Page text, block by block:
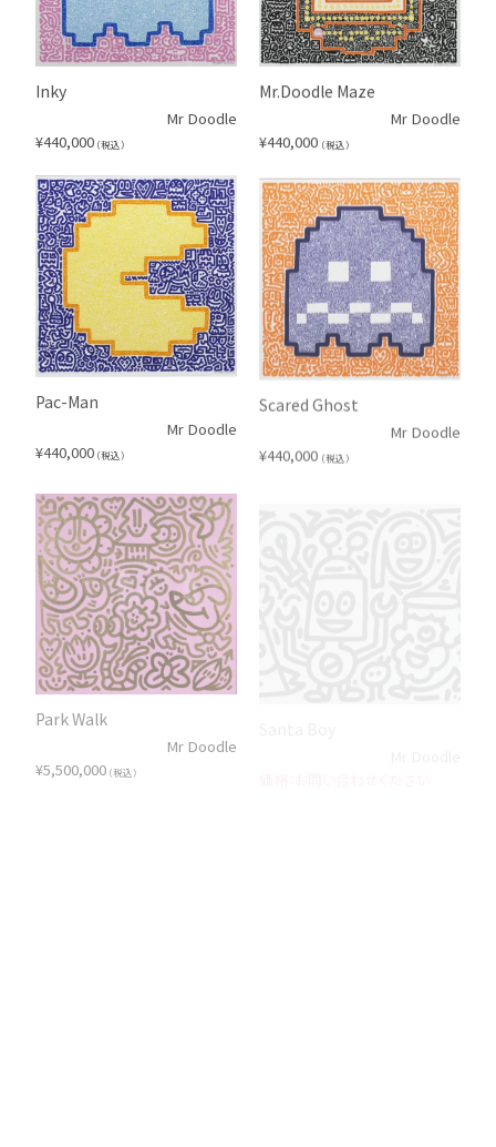
Inky
Mr Doodle
¥440,000 （税込）
Mr.Doodle Maze
Mr Doodle
¥440,000 （税込）
Pac-Man
Mr Doodle
¥440,000 （税込）
Scared Ghost
Mr Doodle
¥440,000 （税込）
Park Walk
Mr Doodle